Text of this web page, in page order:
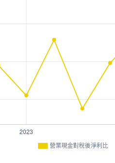
營業現金對稅後淨利比